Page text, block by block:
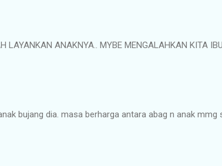
LAYANKAN ANAKNYA.. MYBE MENGALAHKAN KITA
bujang dia. masa berharga antara abag n anak mmg